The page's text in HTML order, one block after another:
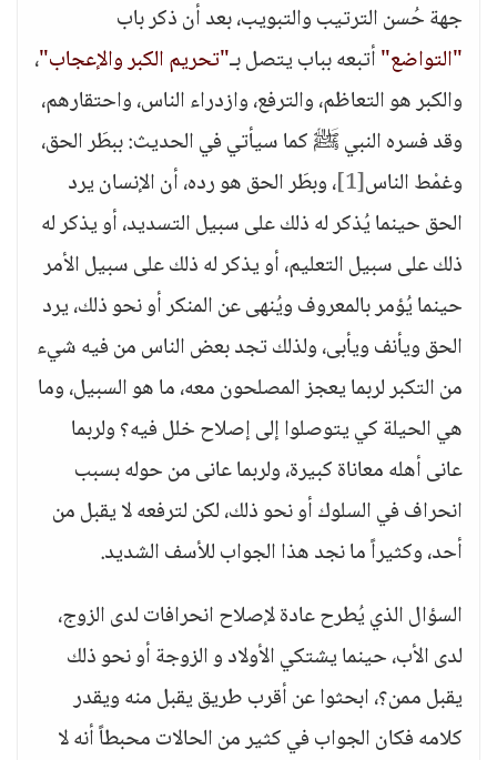
جهة حُسن الترتيب والتبويب، بعد أن ذكر باب
"التواضع"أتبعه بباب يتصل بـ"تحريم الكبر والإعجاب"،
والكبر هو التعاظم، والترفع، وازدراء الناس، واحتقارهم،
وقد فسره النبي ﷺ كما سيأتي في الحديث: ببطَر الحق،
وغمْط الناس[1] ، وبطَر الحق هو رده، أن الإنسان يرد
الحق حينما يُذكر له ذلك على سبيل التسديد، أو يذكر له
ذلك على سبيل التعليم، أو يذكر له ذلك على سبيل الأمر
حينما يُؤمر بالمعروف ويُنهى عن المنكر أو نحو ذلك، يرد
الحق ويأنف ويأبى، ولذلك تجد بعض الناس من فيه شيء
من التكبر لربما يعجز المصلحون معه، ما هو السبيل، وما
هي الحيلة كي يتوصلوا إلى إصلاح خلل فيه؟ ولربما
عانى أهله معاناة كبيرة، ولربما عانى من حوله بسبب
انحراف في السلوك أو نحو ذلك، لكن لترفعه لا يقبل من
أحد، وكثيراً ما نجد هذا الجواب للأسف الشديد.
السؤال الذي يُطرح عادة لإصلاح انحرافات لدى الزوج،
لدى الأب، حينما يشتكي الأولاد و الزوجة أو نحو ذلك
يقبل ممن؟، ابحثوا عن أقرب طريق يقبل منه ويقدر
كلامه فكان الجواب في كثير من الحالات محبطاً أنه لا